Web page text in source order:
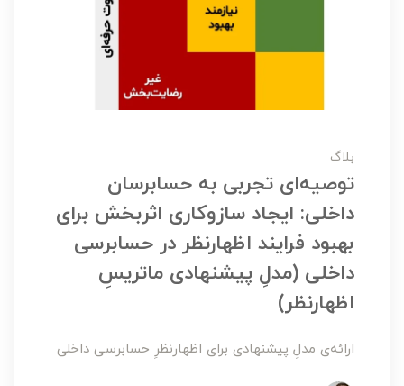
بلاگ
توصیه‌ای تجربی به حسابرسان
داخلی: ایجاد سازوکاری اثربخش برای
بهبود فرایند اظهارنظر در حسابرسی
داخلی (مدلِ پیشنهادی ماتریسِ
اظهارنظر)
ارائه‌ی مدلِ پیشنهادی برای اظهارنظرِ حسابرسی داخلی